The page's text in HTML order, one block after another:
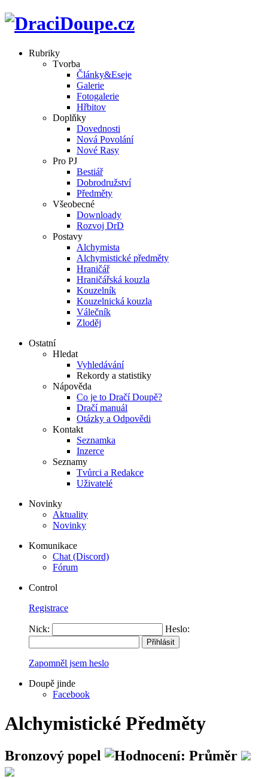
Rubriky
Tvorba
Články&Eseje
Galerie
Fotogalerie
Hřbitov
Doplňky
Dovednosti
Nová Povolání
Nové Rasy
Pro PJ
Bestiář
Dobrodružství
Předměty
Všeobecné
Downloady
Rozvoj DrD
Postavy
Alchymista
Alchymistické předměty
Hraničář
Hraničářská kouzla
Kouzelník
Kouzelnická kouzla
Válečník
Zloděj
Ostatní
Hledat
Vyhledávání
Rekordy a statistiky
Nápověda
Co je to Dračí Doupě?
Dračí manuál
Otázky a Odpovědi
Kontakt
Seznamka
Inzerce
Seznamy
Tvůrci a Redakce
Uživatelé
Novinky
Aktuality
Novinky
Komunikace
Chat (Discord)
Fórum
Control
Registrace
Nick: Heslo:
Zapomněl jsem heslo
Doupě jinde
Facebook
Alchymistické Předměty
Bronzový popel